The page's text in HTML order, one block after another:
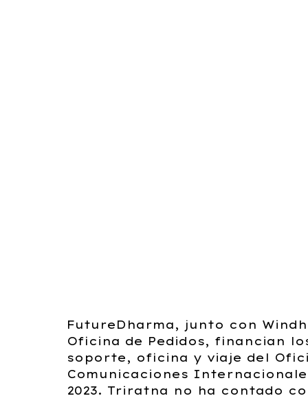
FutureDharma, junto con
Oficina de Pedidos, financian
soporte, oficina y viaje del
Comunicaciones
2023. Triratna no ha contado